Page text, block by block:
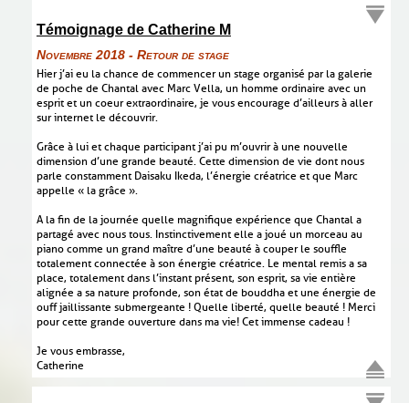
Témoignage de Catherine M
Novembre 2018 - Retour de stage
Hier j’ai eu la chance de commencer un stage organisé par la galerie
de poche de Chantal avec Marc Vella, un homme ordinaire avec un
esprit et un coeur extraordinaire, je vous encourage d’ailleurs à aller
sur internet le découvrir.
Grâce à lui et chaque participant j’ai pu m’ouvrir à une nouvelle
dimension d’une grande beauté. Cette dimension de vie dont nous
parle constamment Daisaku Ikeda, l’énergie créatrice et que Marc
appelle « la grâce ».
A la fin de la journée quelle magnifique expérience que Chantal a
partagé avec nous tous. Instinctivement elle a joué un morceau au
piano comme un grand maître d’une beauté à couper le souffle
totalement connectée à son énergie créatrice. Le mental remis a sa
place, totalement dans l’instant présent, son esprit, sa vie entière
alignée a sa nature profonde, son état de bouddha et une énergie de
ouff jaillissante submergeante ! Quelle liberté, quelle beauté ! Merci
pour cette grande ouverture dans ma vie! Cet immense cadeau !
Je vous embrasse,
Catherine